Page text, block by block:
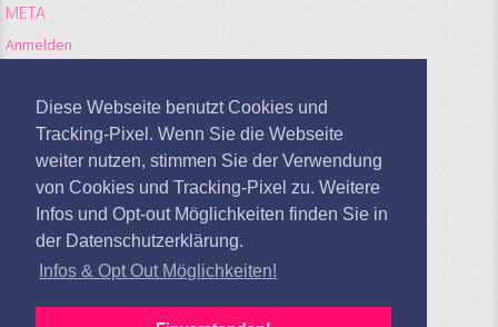
Diese Webseite benutzt Cookies und
Tracking-Pixel. Wenn Sie die Webseite
weiter nutzen, stimmen Sie der Verwendung
von Cookies und Tracking-Pixel zu. Weitere
Infos und Opt-out Möglichkeiten finden Sie in
der Datenschutzerklärung.
Infos & Opt Out Möglichkeiten!
META
Anmelden
Kommentare-Feed
Google Analytics deaktivieren